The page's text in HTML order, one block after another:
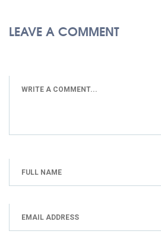
LEAVE A COMMENT